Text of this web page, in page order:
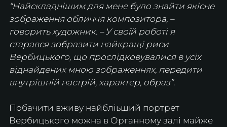
“Найскладнішим для мене було знайти якісне
зображення обличчя композитора, –
говорить художник. – У своїй роботі я
старався зобразити найкращі риси
Вербицького, що прослідковувалися в усіх
віднайдених мною зображеннях, передити
внутрішній настрій, характер, образ”.
Побачити вживу найбліьший портрет
Вербицького можна в Органному залі майже